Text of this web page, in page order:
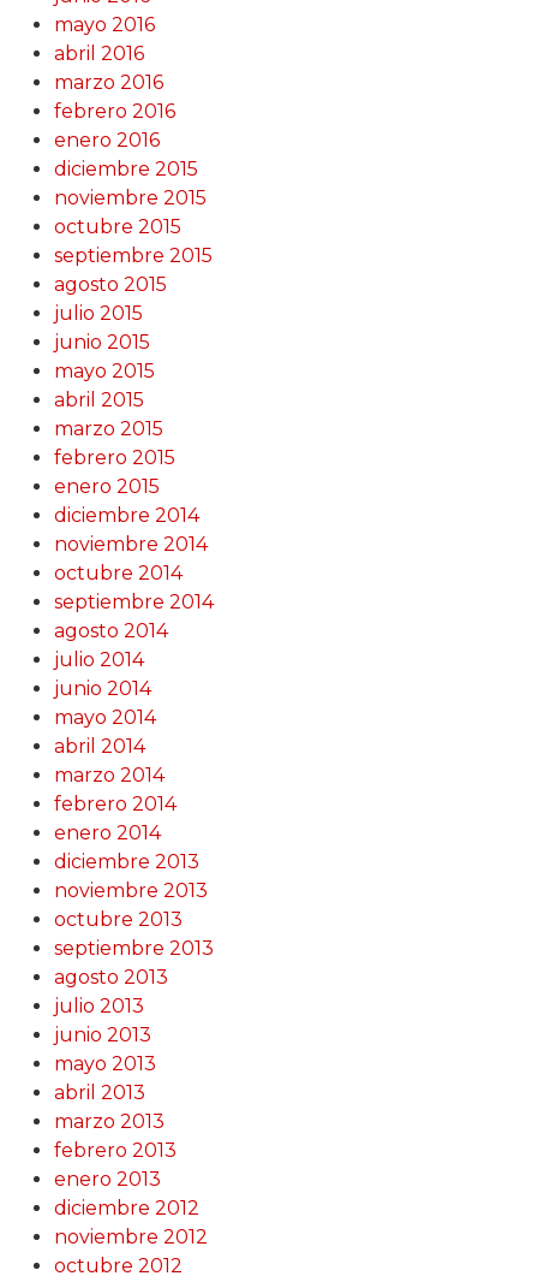
mayo 2016
abril 2016
marzo 2016
febrero 2016
enero 2016
diciembre 2015
noviembre 2015
octubre 2015
septiembre 2015
agosto 2015
julio 2015
junio 2015
mayo 2015
abril 2015
marzo 2015
febrero 2015
enero 2015
diciembre 2014
noviembre 2014
octubre 2014
septiembre 2014
agosto 2014
julio 2014
junio 2014
mayo 2014
abril 2014
marzo 2014
febrero 2014
enero 2014
diciembre 2013
noviembre 2013
octubre 2013
septiembre 2013
agosto 2013
julio 2013
junio 2013
mayo 2013
abril 2013
marzo 2013
febrero 2013
enero 2013
diciembre 2012
noviembre 2012
octubre 2012